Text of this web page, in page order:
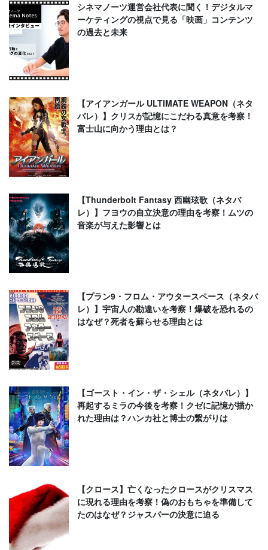
シネマノーツ運営会社代表に聞く！デジタルマ
ーケティングの視点で見る「映画」コンテンツ
の過去と未来
【アイアンガール ULTIMATE WEAPON（ネタ
バレ）】クリスが記憶にこだわる真意を考察！
富士山に向かう理由とは？
【Thunderbolt Fantasy 西幽玹歌（ネタバ
レ）】フヨウの自立決意の理由を考察！ムツの
音楽が与えた影響とは
【プラン9・フロム・アウタースペース（ネタバ
レ）】宇宙人の勘違いを考察！爆破を恐れるの
はなぜ？死者を蘇らせる理由とは
【ゴースト・イン・ザ・シェル（ネタバレ）】
再起するミラの今後を考察！クゼに記憶が描か
れた理由は？ハンカ社と博士の繋がりは
【クロース】亡くなったクロースがクリスマス
に現れる理由を考察！偽のおもちゃを準備して
たのはなぜ？ジャスパーの決意に迫る